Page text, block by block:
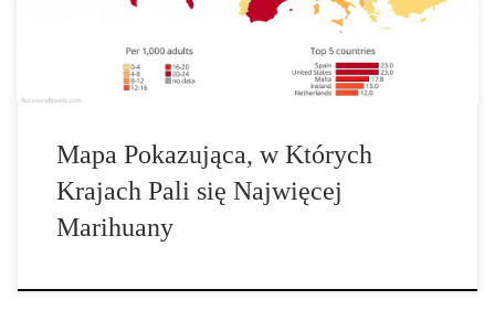
Mapa Pokazująca, w Których
Krajach Pali się Najwięcej
Marihuany